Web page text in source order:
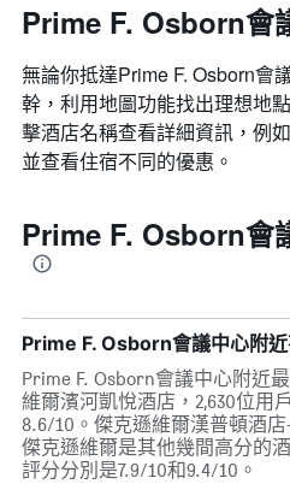
Prime F. Osborn會
無論你抵達Prime F. Osborn會
幹，利用地圖功能找出理想地
擊酒店名稱查看詳細資訊，例
並查看住宿不同的優惠。
Prime F. Osborn會
Prime F. Osborn會議中心附
Prime F. Osborn會議中心附近
維爾濱河凱悅酒店，2,630位用
8.6/10。傑克遜維爾漢普頓酒
傑克遜維爾是其他幾間高分的
評分分別是7.9/10和9.4/10。